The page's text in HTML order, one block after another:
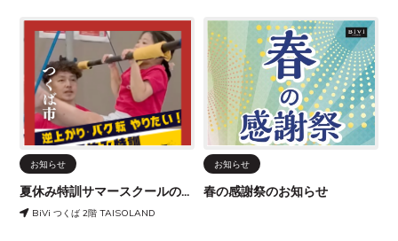
お知らせ
夏休み特訓サマースクールのお知らせ
BiVi つくば 2階 TAISOLAND
お知らせ
春の感謝祭のお知らせ